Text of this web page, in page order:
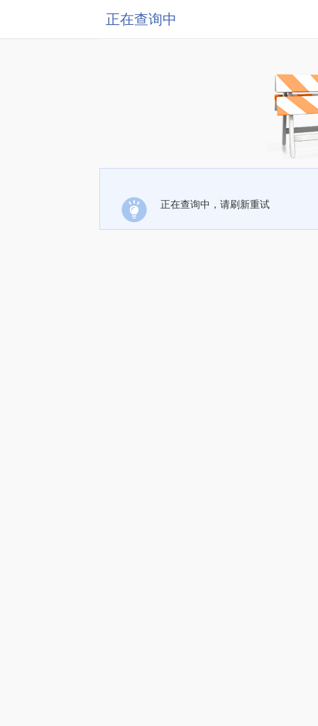
正在查询中
正在查询中，请刷新重试